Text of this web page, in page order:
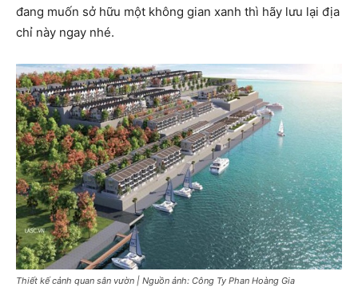
đang muốn sở hữu một không gian xanh thì hãy lưu lại địa
chỉ này ngay nhé.
Thiết kế cảnh quan sân vườn | Nguồn ảnh: Công Ty Phan Hoàng Gia